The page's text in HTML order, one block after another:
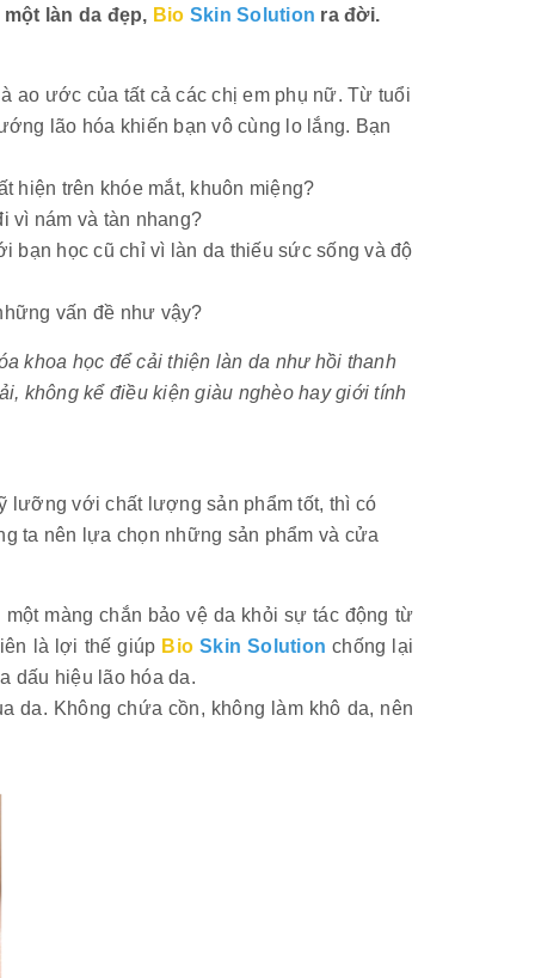
làn da đẹp, Bio Skin Solution ra đời.
ao ước của tất cả các chị em phụ nữ. Từ tuổi
lão hóa khiến bạn vô cùng lo lắng. Bạn
hiện trên khóe mắt, khuôn miệng?
vì nám và tàn nhang?
bạn học cũ chỉ vì làn da thiếu sức sống và độ
vấn đề như vậy?
khoa học để cải thiện làn da như hồi thanh
không kể điều kiện giàu nghèo hay giới tính
lưỡng với chất lượng sản phẩm tốt, thì có
ta nên lựa chọn những sản phẩm và cửa
màng chắn bảo vệ da khỏi sự tác động từ
là lợi thế giúp BioSkin Solution chống lại
dấu hiệu lão hóa da.
Không chứa cồn, không làm khô da, nên